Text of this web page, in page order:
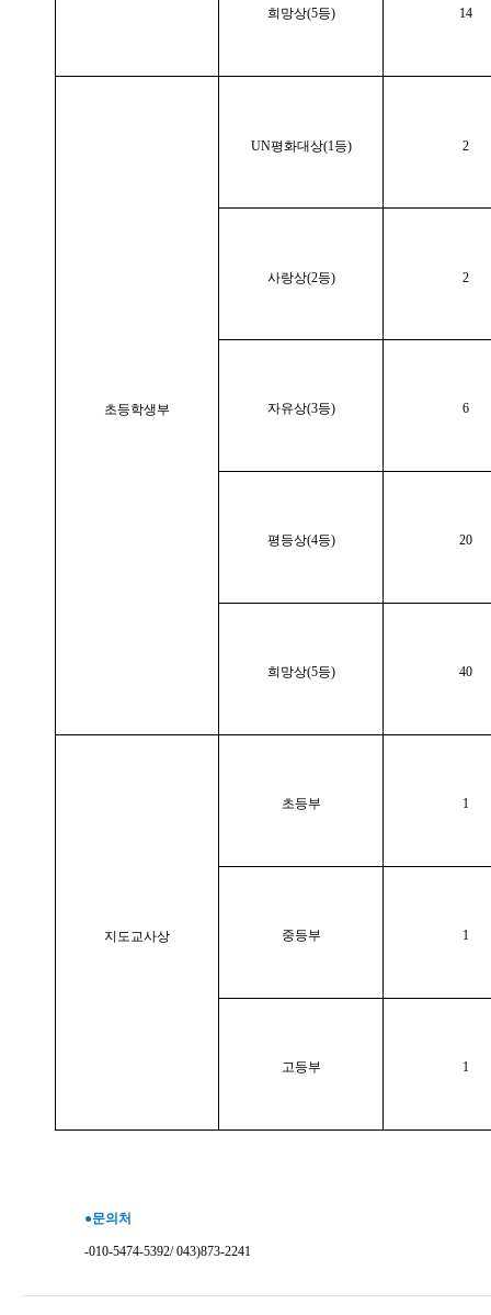
희망상(5등) 14
초등학생부
UN평화대상(1등) 2
사랑상(2등) 2
자유상(3등) 6
평등상(4등) 20
희망상(5등) 40
지도교사상
초등부 1
중등부 1
고등부 1
●문의처
-010-5474-5392/ 043)873-2241